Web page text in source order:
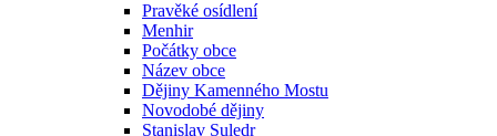
Pravěké osídlení
Menhir
Počátky obce
Název obce
Dějiny Kamenného Mostu
Novodobé dějiny
Stanislav Suledr